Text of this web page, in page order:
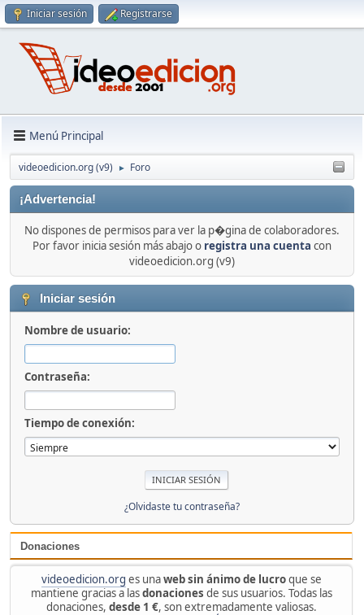
Iniciar sesión Registrarse
Menú Principal
videoedicion.org (v9) ► Foro
Donaciones
videoedicion.org es unaweb sin ánimo de lucroque se
mantiene gracias a lasdonaciones de sus usuarios. Todas las
donaciones, desde 1 €, son extremadamente valiosas.
¡Advertencia!
No dispones de permisos para ver la p�gina de colaboradores.
Por favor inicia sesión más abajo o registra una cuenta con
videoedicion.org (v9)
Iniciar sesión
Nombre de usuario:
Contraseña:
Tiempo de conexión:
¿Olvidaste tu contraseña?